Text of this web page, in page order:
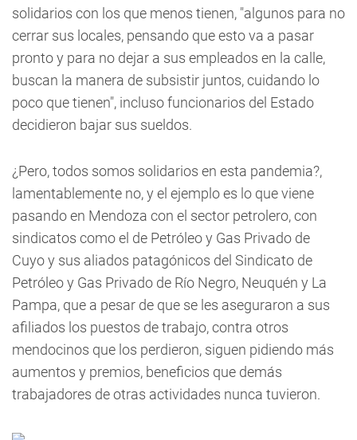
solidarios con los que menos tienen, "algunos para no
cerrar sus locales, pensando que esto va a pasar
pronto y para no dejar a sus empleados en la calle,
buscan la manera de subsistir juntos, cuidando lo
poco que tienen", incluso funcionarios del Estado
decidieron bajar sus sueldos.
¿Pero, todos somos solidarios en esta pandemia?,
lamentablemente no, y el ejemplo es lo que viene
pasando en Mendoza con el sector petrolero, con
sindicatos como el de Petróleo y Gas Privado de
Cuyo y sus aliados patagónicos del Sindicato de
Petróleo y Gas Privado de Río Negro, Neuquén y La
Pampa, que a pesar de que se les aseguraron a sus
afiliados los puestos de trabajo, contra otros
mendocinos que los perdieron, siguen pidiendo más
aumentos y premios, beneficios que demás
trabajadores de otras actividades nunca tuvieron.